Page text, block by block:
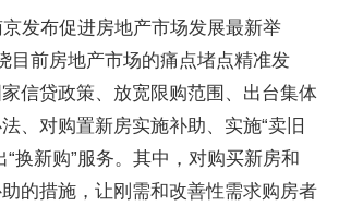
发布促进房地产市场发展最新举
目前房地产市场的痛点堵点精准发
信贷政策、放宽限购范围、出台集体
、对购置新房实施补助、实施“卖旧
“换新购”服务。其中，对购买新房和
的措施，让刚需和改善性需求购房者